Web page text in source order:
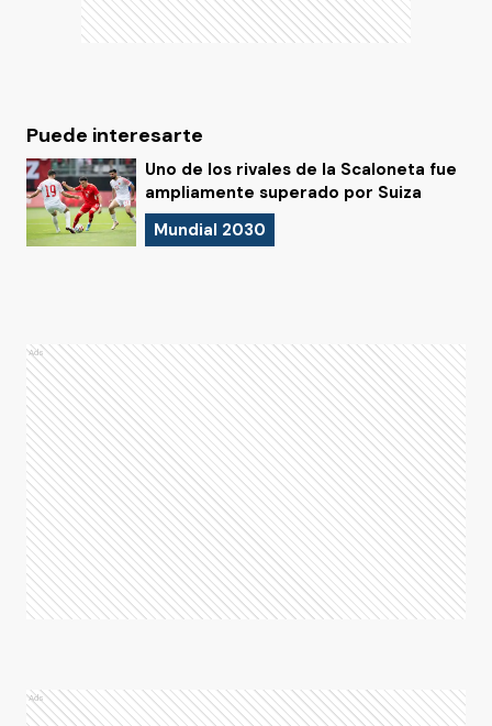
Puede interesarte
Uno de los rivales de la Scaloneta fue
ampliamente superado por Suiza
Mundial 2030
Ads
Ads